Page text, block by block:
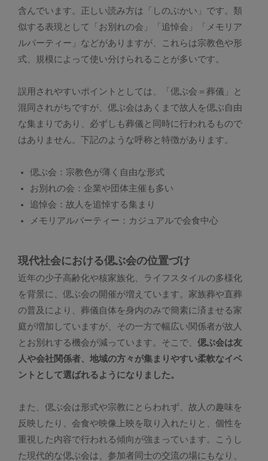
含んでいます。正しい読み方は「しのぶかい」です。類
似する表現として「お別れの会」「追悼会」「メモリア
ルパーティー」などがありますが、これらは宗教色や形
式、規模によって使い分けられることが多いです。
誤用されやすいポイントとしては、「偲ぶ会＝葬儀」と
混同されがちですが、偲ぶ会はあくまで故人を偲ぶ自由
な集まりであり、必ずしも葬儀と同時に行われるもので
はありません。下記のような呼称と特徴があります。
偲ぶ会：宗教色が薄く自由な形式
お別れの会：企業や団体主催も多い
追悼会：故人を追悼する集まり
メモリアルパーティー：カジュアルで会食中心
現代社会における偲ぶ会の位置づけ
近年の少子高齢化や核家族化、ライフスタイルの多様化
を背景に、偲ぶ会の開催が増えています。家族葬や直葬
の普及により、葬儀自体を身内のみで簡素に済ませる家
庭が増加していますが、その一方で幅広い関係者が故人
とお別れする機会が減っています。そこで、 偲ぶ会は友
人や会社関係者、地域の方々が集まりやすい柔軟なイベ
ントとして選ばれるようになりました。
また、偲ぶ会は形式や宗教にとらわれず、故人の趣味を
反映したり、会食や映像上映を取り入れたりと、個性を
重視した内容で行われる傾向が強まっています。こうし
た現代的な偲ぶ会は、参加者同士の交流の場にもなり、